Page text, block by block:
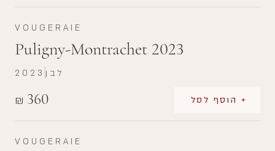
VOUGERAIE
Puligny-Montrachet 2023
₪ 360 + הוסף לסל
2023 לבן
VOUGERAIE